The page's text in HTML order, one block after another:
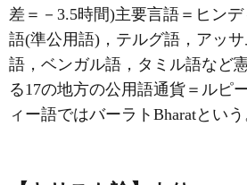
差＝－3.5時間)主要言語＝ヒン
語(準公用語)，テルグ語，アッ
語，ベンガル語，タミル語など
る17の地方の公用語通貨＝ルピ
ィー語ではバーラトBharatとい